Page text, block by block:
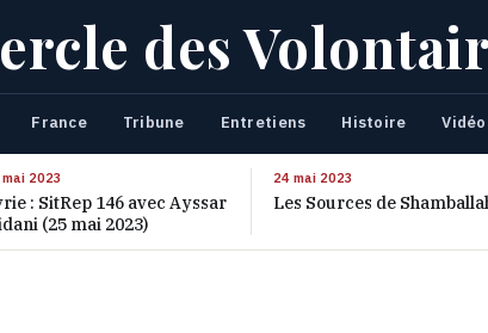
des
France Tribune Entretiens Histoire
2023
: SitRep 146 avec Ayssar
(25 mai 2023)
24 mai 2023
Les Sources de